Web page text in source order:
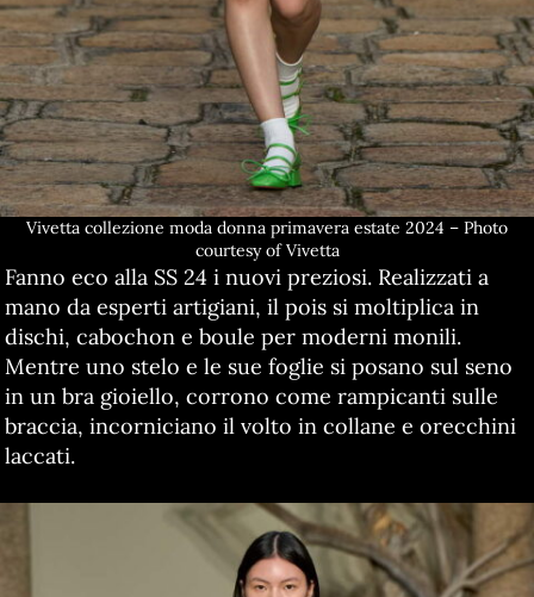
Vivetta collezione moda donna primavera estate 2024 – Photo
courtesy of Vivetta
Fanno eco alla SS 24 i nuovi preziosi. Realizzati a
mano da esperti artigiani, il pois si moltiplica in
dischi, cabochon e boule per moderni monili.
Mentre uno stelo e le sue foglie si posano sul seno
in un bra gioiello, corrono come rampicanti sulle
braccia, incorniciano il volto in collane e orecchini
laccati.